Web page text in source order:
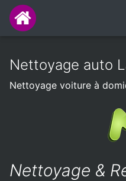
Nettoyage auto
Nettoyage voiture à
Nettoyage &